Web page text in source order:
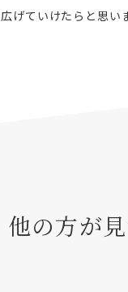
げていけたらと思いま
他の方が